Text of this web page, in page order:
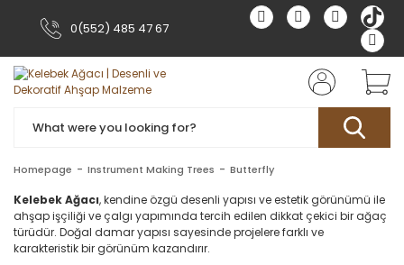
0(552) 485 47 67
Homepage Instrument Making Trees Butterfly
Kelebek Ağacı, kendine özgü desenli yapısı ve estetik görünümü ile
ahşap işçiliği ve çalgı yapımında tercih edilen dikkat çekici bir ağaç
türüdür. Doğal damar yapısı sayesinde projelere farklı ve
karakteristik bir görünüm kazandırır.